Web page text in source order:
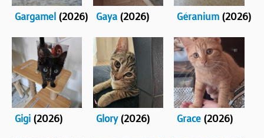
Gargamel (2026) Gaya (2026) Géranium (2026)
Gigi (2026) Glory (2026) Grace (2026)